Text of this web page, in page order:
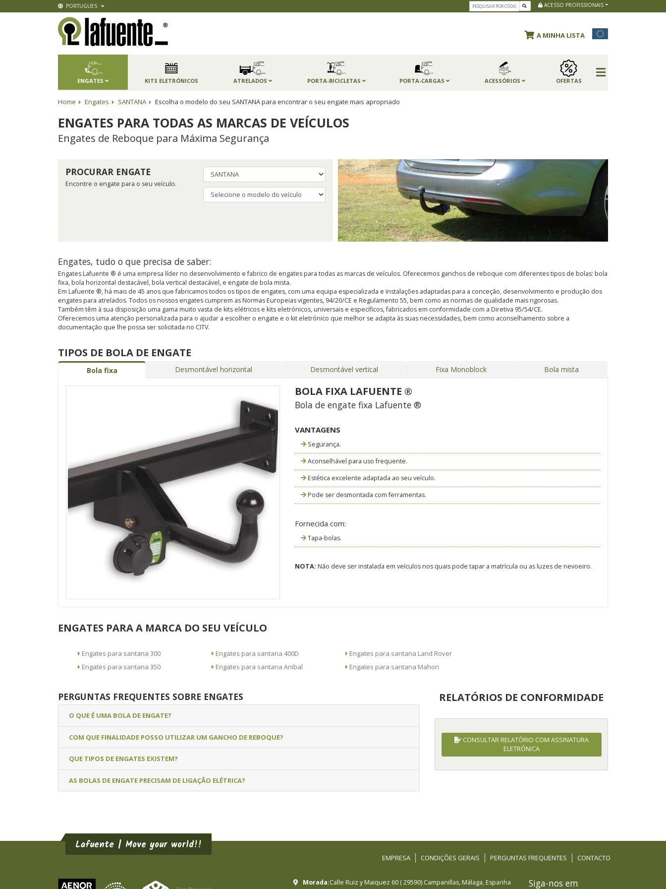
PORTUGUES ACESSO PROFISSIONAIS
A MINHA LISTA
ENGATES KITS ELETRÓNICOS ATRELADOS PORTA-BICICLETAS PORTA-CARGAS ACESSÓRIOS OFERTAS
Home Engates SANTANA Escolha o modelo do seu SANTANA para encontrar o seu engate mais apropriado
ENGATES PARA TODAS AS MARCAS DE VEÍCULOS
Engates de Reboque para Máxima Segurança
PROCURAR ENGATE
Encontre o engate para o seu veículo.
Engates, tudo o que precisa de saber:
Engates Lafuente ® é uma empresa líder no desenvolvimento e fabrico de engates para todas as marcas de veículos. Oferecemos ganchos de reboque com diferentes tipos de bolas: bola
fixa, bola horizontal destacável, bola vertical destacável, e engate de bola mista.
Em Lafuente ®, há mais de 45 anos que fabricamos todos os tipos de engates, com uma equipa especializada e instalações adaptadas para a conceção, desenvolvimento e produção dos
engates para atrelados. Todos os nossos engates cumprem as Normas Europeias vigentes, 94/20/CE e Regulamento 55, bem como as normas de qualidade mais rigorosas.
Também têm à sua disposição uma gama muito vasta de kits elétricos e kits eletrónicos, universais e específicos, fabricados em conformidade com a Diretiva 95/54/CE.
Oferecemos uma atenção personalizada para o ajudar a escolher o engate e o kit eletrónico que melhor se adapta às suas necessidades, bem como aconselhamento sobre a
documentação que lhe possa ser solicitada no CITV.
TIPOS DE BOLA DE ENGATE
Bola fixa Desmontável horizontal Desmontável vertical Fixa Monoblock Bola mista
BOLA FIXA LAFUENTE ®
Bola de engate fixa Lafuente ®
VANTAGENS
Segurança.
Aconselhável para uso frequente.
Estética excelente adaptada ao seu veículo.
Pode ser desmontada com ferramentas.
Fornecida com:
Tapa-bolas.
NOTA: Não deve ser instalada em veículos nos quais pode tapar a matrícula ou as luzes de nevoeiro.
ENGATES PARA A MARCA DO SEU VEÍCULO
Engates para santana 300
Engates para santana 350
Engates para santana 400D
Engates para santana Anibal
Engates para santana Land Rover
Engates para santana Mahori
PERGUNTAS FREQUENTES SOBRE ENGATES
O QUE É UMA BOLA DE ENGATE?
COM QUE FINALIDADE POSSO UTILIZAR UM GANCHO DE REBOQUE?
QUE TIPOS DE ENGATES EXISTEM?
AS BOLAS DE ENGATE PRECISAM DE LIGAÇÃO ELÉTRICA?
RELATÓRIOS DE CONFORMIDADE
CONSULTAR RELATÓRIO COM ASSINATURA
ELETRÓNICA
Lafuente | Move your world!!
EMPRESA CONDIÇÕES GERAIS PERGUNTAS FREQUENTES CONTACTO
Morada:Calle Ruiz y Maiquez 60 (29590) Campanillas, Málaga, Espanha Siga-nos em